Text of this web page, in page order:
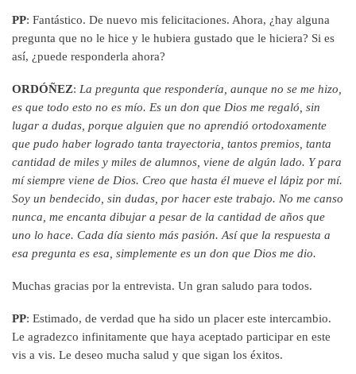
PP: Fantástico. De nuevo mis felicitaciones. Ahora, ¿hay alguna
pregunta que no le hice y le hubiera gustado que le hiciera? Si es
así, ¿puede responderla ahora?
ORDÓÑEZ: La pregunta que respondería, aunque no se me hizo,
es que todo esto no es mío. Es un don que Dios me regaló, sin
lugar a dudas, porque alguien que no aprendió ortodoxamente
que pudo haber logrado tanta trayectoria, tantos premios, tanta
cantidad de miles y miles de alumnos, viene de algún lado. Y para
mí siempre viene de Dios. Creo que hasta él mueve el lápiz por mí.
Soy un bendecido, sin dudas, por hacer este trabajo. No me canso
nunca, me encanta dibujar a pesar de la cantidad de años que
uno lo hace. Cada día siento más pasión. Así que la respuesta a
esa pregunta es esa, simplemente es un don que Dios me dio.
Muchas gracias por la entrevista. Un gran saludo para todos.
PP: Estimado, de verdad que ha sido un placer este intercambio.
Le agradezco infinitamente que haya aceptado participar en este
vis a vis. Le deseo mucha salud y que sigan los éxitos.